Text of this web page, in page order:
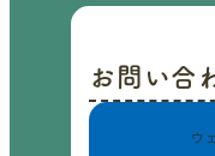
お問い合
ウ